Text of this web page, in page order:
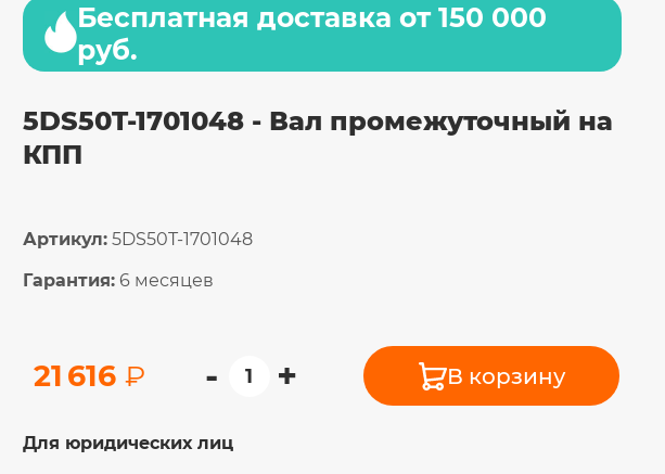
Бесплатная доставка от 150 000
руб.
5DS50T-1701048 - Вал промежуточный на
КПП
Артикул: 5DS50T-1701048
Гарантия: 6 месяцев
21 616 ₽ - + В корзину
Для юридических лиц